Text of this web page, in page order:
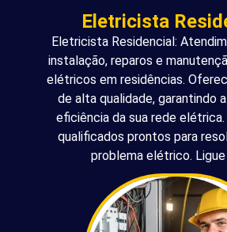
Eletricista
Eletricista Residencial:
instalação, reparos e
elétricos em residências.
de alta qualidade, garantindo
eficiência da sua rede
qualificados prontos para
problema elétrico.